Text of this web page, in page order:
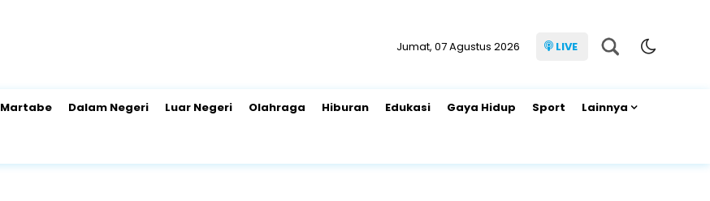
Jumat, 07 Agustus 2026 LIVE
Martabe Dalam Negeri Luar Negeri Olahraga Hiburan Edukasi Gaya Hidup Sport Lainnya